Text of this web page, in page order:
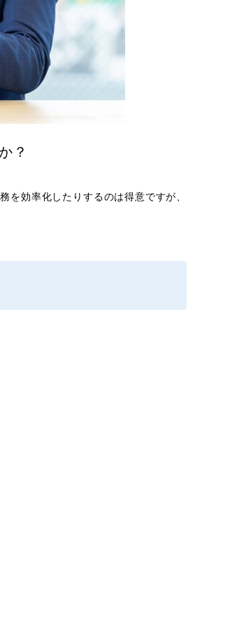
？
を効率化したりするのは得意ですが、